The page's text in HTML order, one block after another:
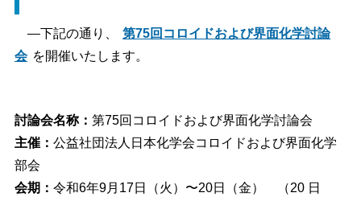
下記の通り、
第75回コロイドおよび界面化学討論
会 を開催いたします。
討論会名称： 第75回コロイドおよび界面化学討論会
主催： 公益社団法人日本化学会コロイドおよび界面化学
部会
会期： 令和6年9月17日（火）〜20日（金） （20 日